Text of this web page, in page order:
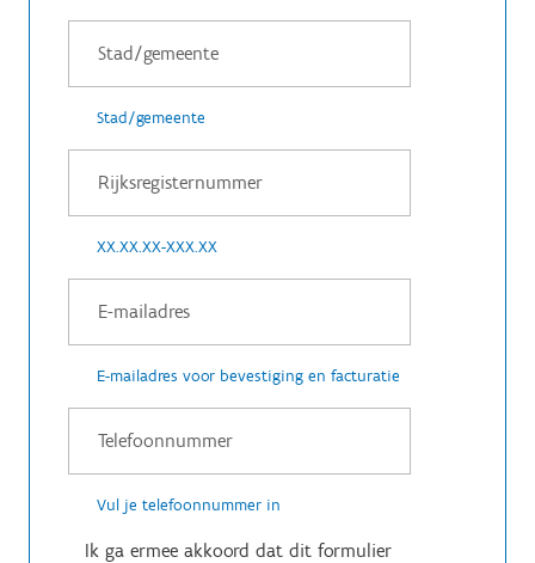
Stad/gemeente
XX.XX.XX-XXX.XX
E-mailadres voor bevestiging en facturatie
Vul je telefoonnummer in
Ik ga ermee akkoord dat dit formulier